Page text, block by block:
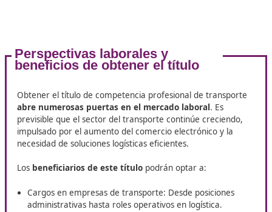
Para inscribirse en un curso de competencia
transporte,los aspirantes deben cumplir ciertos
Edad mínima: Ser mayor de 18 años.
Educación: Tener al menos el título de educación
secundaria obligatoria (ESO) o equivalente.
Capacidad psicológica y física: Se requiere que los
su aptitud para trabajar en el sector del transporte.